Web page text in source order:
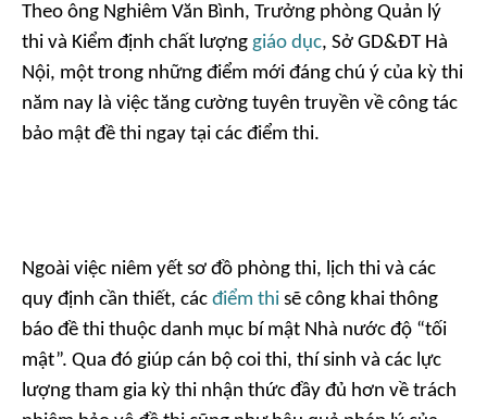
Theo ông Nghiêm Văn Bình, Trưởng phòng Quản lý
thi và Kiểm định chất lượng giáo dục, Sở GD&ĐT Hà
Nội, một trong những điểm mới đáng chú ý của kỳ thi
năm nay là việc tăng cường tuyên truyền về công tác
bảo mật đề thi ngay tại các điểm thi.
Ngoài việc niêm yết sơ đồ phòng thi, lịch thi và các
quy định cần thiết, các điểm thi sẽ công khai thông
báo đề thi thuộc danh mục bí mật Nhà nước độ “tối
mật”. Qua đó giúp cán bộ coi thi, thí sinh và các lực
lượng tham gia kỳ thi nhận thức đầy đủ hơn về trách